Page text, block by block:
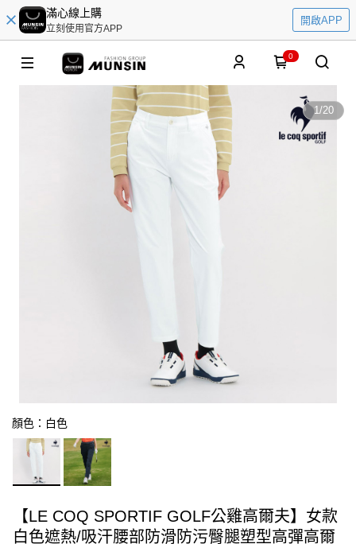
滿心線上購
立刻使用官方APP
開啟APP
0
1/20
顏色：白色
【LE COQ SPORTIF GOLF公雞高爾夫】女款
白色遮熱/吸汗腰部防滑防污臀腿塑型高彈高爾